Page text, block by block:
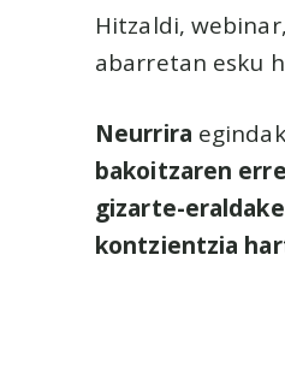
Hitzaldi,
abarretan esku
Neurrira
bakoitzaren
gizarte-
kontzientzia